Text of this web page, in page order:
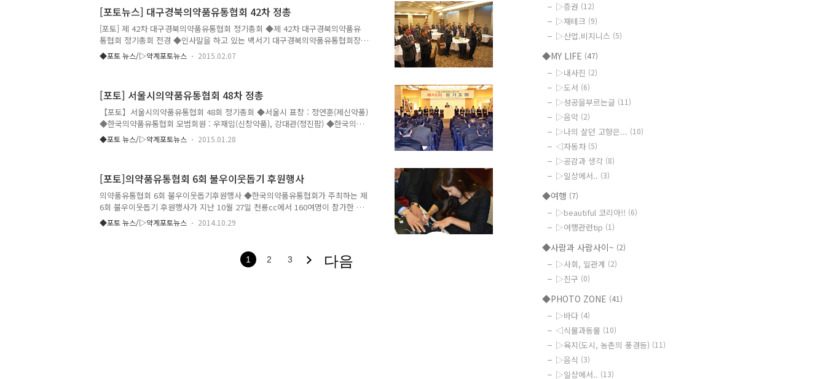
한약사회장이 축사를 하고 있다. ◆이경호 제약협회 회장이 축사를 하고 있다.
◆ 이날 행사는 전기태 사무처장의 사회로 진행됐다. ◆복지부장관 표창: 좌로부
터 권기진 명진팜 대표, 나채량 한주메디칼 대표, 백서기 두산약품대표,김장선
훼밀리팜 대표, 나상경 보람..
[포토뉴스] 대구경북의약품유통협회 42차 정총
[포토] 제 42차 대구경북의약품유통협회 정기총회 ◆제 42차 대구경북의약품유
통협회 정기총회 전경 ◆인사말을 하고 있는 백서기 대구경북의약품유통협회장
◆격려사를 하고 있는 현수환 중앙회 자문위원(동원약품그룹 회장) ◆중앙회 모
범업소 패 이영세 우림약품 대표 ◆대구경북의약품유통협회장 감사패 신정곤 대
약품 차장 ◆대구경북의약품유통협회장 감사패 전임 정석방 지회장 ◆대구경북
의약품유통협회 모범업소패 이상목 네오팜메디텍 대표, 최광용 국일약품 대표
◆포토 뉴스/▷약계포토뉴스 2015.02.07
[포토] 서울시의약품유통협회 48차 정총
【포토】서울시의약품유통협회 48회 정기총회 ◆서울시 표창 : 정연훈(제신약품)
◆한국의약품유통협회 모범회원 : 우재임(신창약품), 강대관(정진팜) ◆한국의약
품유통협회 모범세일즈 : 류용규(유한양행), 유승렬(동화약품), 이경택(JW중외제
약) ◆감사패 : 서울시청 함현진 보건의료정책과 주무관, 강남보건소 신문호 약무
진약품), 조완희(대웅제약) ◆서울시의약품유통협회 공로패 : 박순현 차장 ◆신임
회장 선거 투표및 개표 ◆개표 후 임맹호 후보 (당선자)와 고용규 후보가 단상에
올라 회원들에게 인사하고 있다. ◆전임 남상규 서울시의약품유통협회장과 새로
당..
◆포토 뉴스/▷약계포토뉴스 2015.01.28
[포토]의약품유통협회 6회 불우이웃돕기 후원행사
의약품유통협회 6회 불우이웃돕기후원행사 ◆한국의약품유통협회가 주최하는 제
6회 불우이웃돕기 후원행사가 지난 10월 27일 천룡cc에서 160여명이 참가한 가
운데 개최됐다. ◆황치엽 의약품유통협회 회장이 행사시작을 알리는 시타를 하
고 있다. ◆2부 행사에서 황치엽 의약품유통협회장이 참석자들에게 환영사를 하
이 제 1회 대회부터 5회대회까지 경과 보고를 하고 있다. ◆황치엽 의약품유통협
회장이 박영관 세종병원 회장에게 심장병 환자를 위한 후원금 1천만원을 전달하
◆포토 뉴스/▷약계포토뉴스 2014.10.29
1 2 3 다음
▷증권 (12)
▷재테크 (9)
▷산업.비지니스 (5)
◆MY LIFE (47)
▷내사진 (2)
▷도서 (6)
▷성공을부르는글 (11)
▷음악 (2)
▷나의 살던 고향은... (10)
◁자동차 (5)
▷공감과 생각 (8)
▷일상에서.. (3)
◆여행 (7)
▷beautiful 코리아!! (6)
▷여행관련tip (1)
◆사람과 사람사이~ (2)
▷사회, 일관계 (2)
▷친구 (0)
◆PHOTO ZONE (41)
▷바다 (4)
◁식물과동물 (10)
▷육지(도시, 농촌의 풍경등) (11)
▷음식 (3)
▷일상에서.. (13)